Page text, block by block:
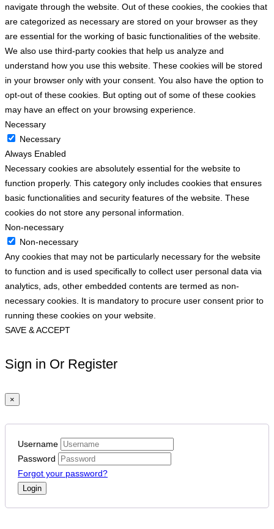
navigate through the website. Out of these cookies, the cookies that
are categorized as necessary are stored on your browser as they
are essential for the working of basic functionalities of the website.
We also use third-party cookies that help us analyze and
understand how you use this website. These cookies will be stored
in your browser only with your consent. You also have the option to
opt-out of these cookies. But opting out of some of these cookies
may have an effect on your browsing experience.
Necessary
Necessary
Always Enabled
Necessary cookies are absolutely essential for the website to
function properly. This category only includes cookies that ensures
basic functionalities and security features of the website. These
cookies do not store any personal information.
Non-necessary
Non-necessary
Any cookies that may not be particularly necessary for the website
to function and is used specifically to collect user personal data via
analytics, ads, other embedded contents are termed as non-
necessary cookies. It is mandatory to procure user consent prior to
running these cookies on your website.
SAVE & ACCEPT
Sign in Or Register
×
Username
Password
Forgot your password?